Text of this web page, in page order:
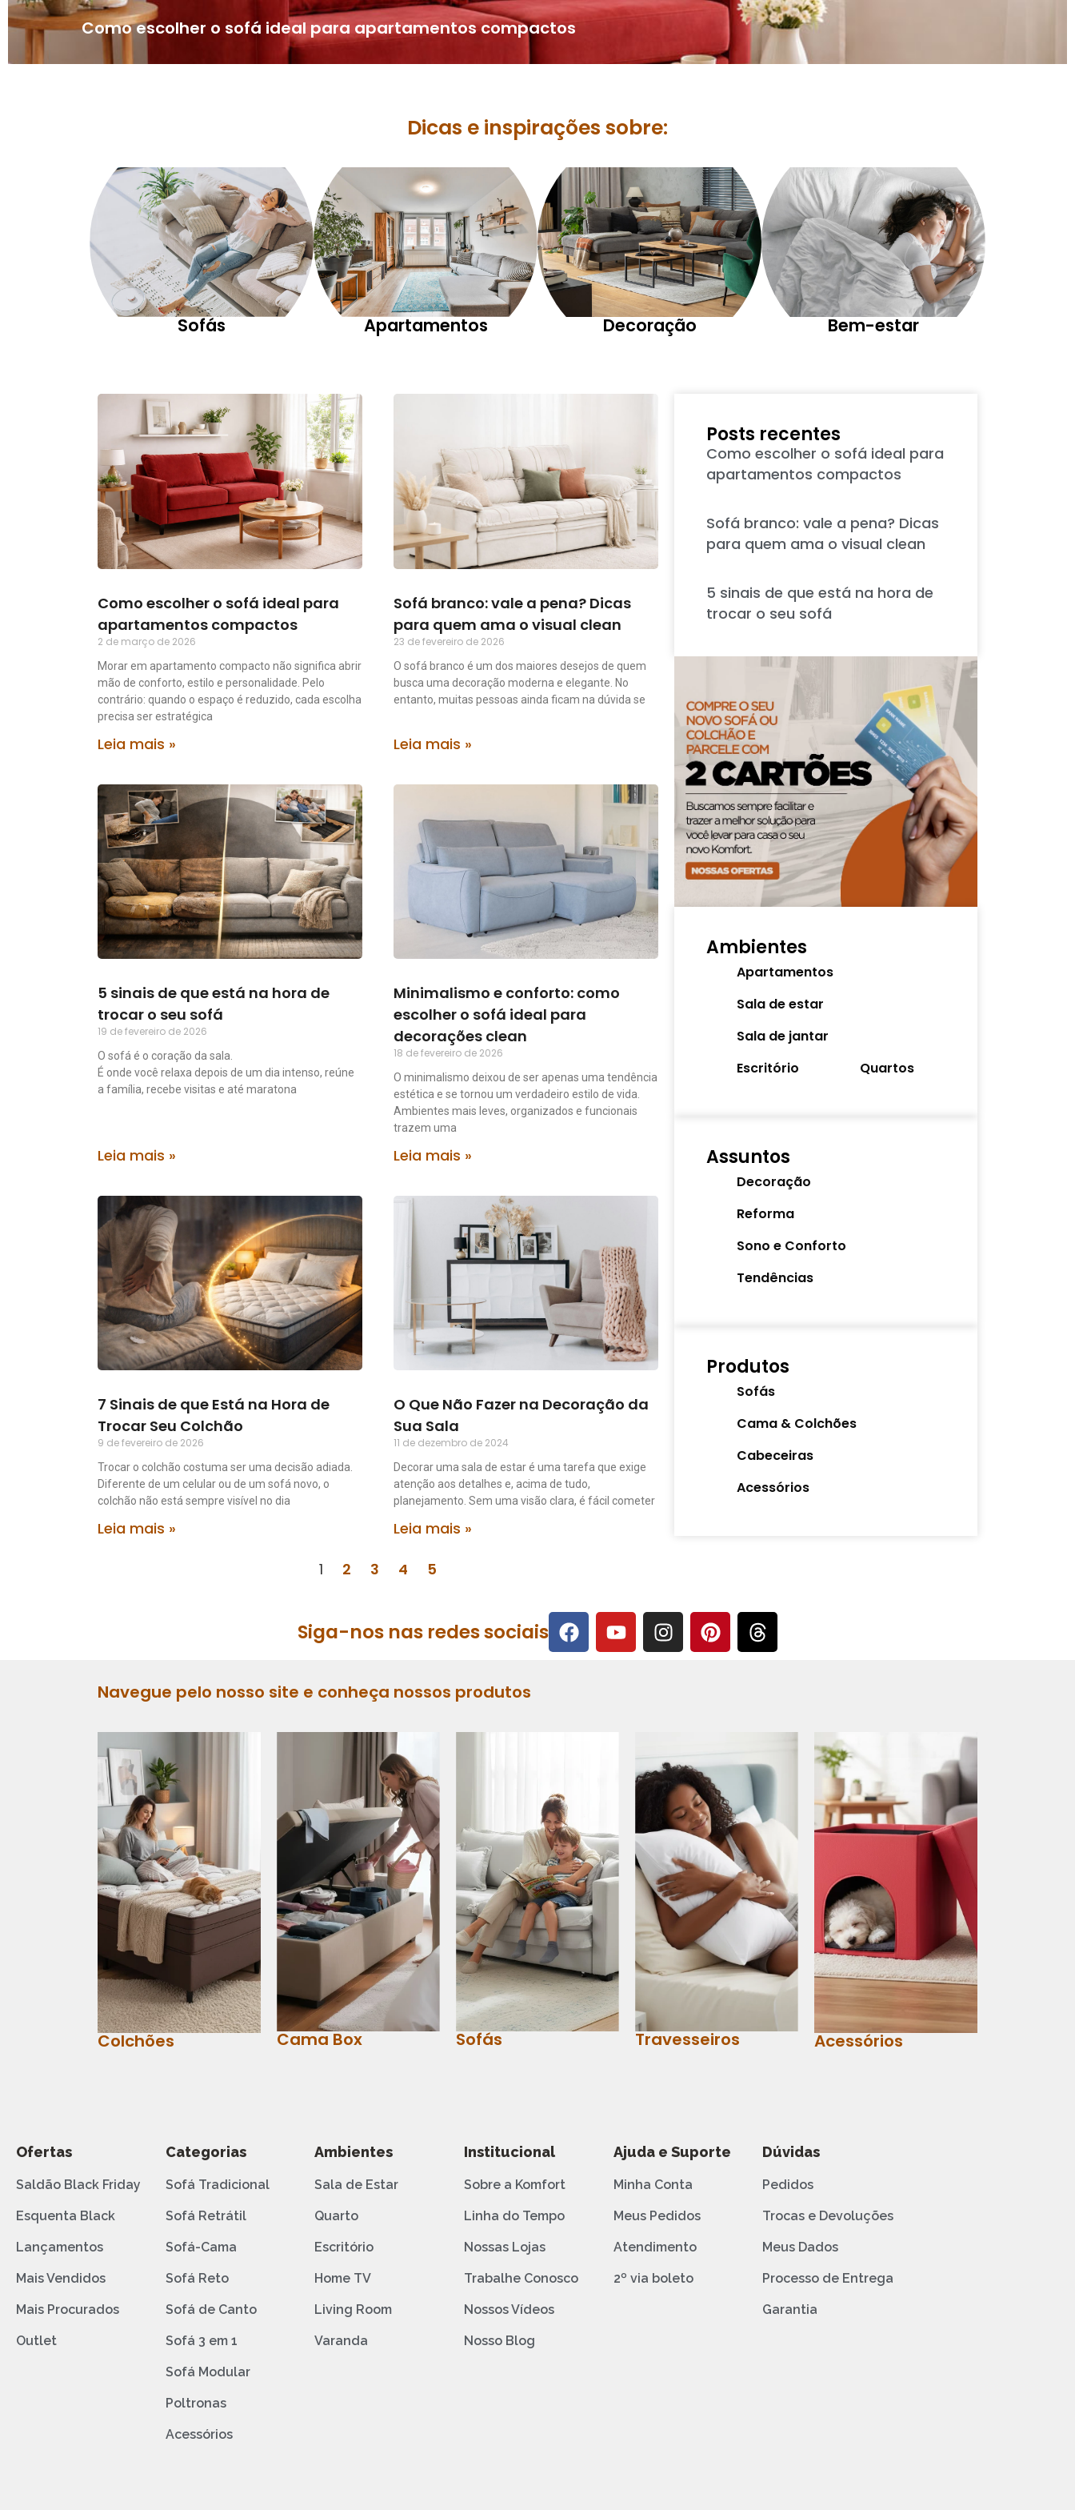
Como escolher o sofá ideal para apartamentos compactos
Dicas e inspirações sobre:
Sofás Apartamentos Decoração Bem-estar
Como escolher o sofá ideal para
apartamentos compactos
2 de março de 2026
Morar em apartamento compacto não significa abrir
mão de conforto, estilo e personalidade. Pelo
contrário: quando o espaço é reduzido, cada escolha
precisa ser estratégica
Leia mais »
Sofá branco: vale a pena? Dicas
para quem ama o visual clean
23 de fevereiro de 2026
O sofá branco é um dos maiores desejos de quem
busca uma decoração moderna e elegante. No
entanto, muitas pessoas ainda ficam na dúvida se
Leia mais »
5 sinais de que está na hora de
trocar o seu sofá
19 de fevereiro de 2026
O sofá é o coração da sala.
É onde você relaxa depois de um dia intenso, reúne
a família, recebe visitas e até maratona
Leia mais »
Minimalismo e conforto: como
escolher o sofá ideal para
decorações clean
18 de fevereiro de 2026
O minimalismo deixou de ser apenas uma tendência
estética e se tornou um verdadeiro estilo de vida.
Ambientes mais leves, organizados e funcionais
trazem uma
Leia mais »
7 Sinais de que Está na Hora de
Trocar Seu Colchão
9 de fevereiro de 2026
Trocar o colchão costuma ser uma decisão adiada.
Diferente de um celular ou de um sofá novo, o
colchão não está sempre visível no dia
Leia mais »
O Que Não Fazer na Decoração da
Sua Sala
11 de dezembro de 2024
Decorar uma sala de estar é uma tarefa que exige
atenção aos detalhes e, acima de tudo,
planejamento. Sem uma visão clara, é fácil cometer
Leia mais »
1 2 3 4 5
Posts recentes
Como escolher o sofá ideal para
apartamentos compactos
Sofá branco: vale a pena? Dicas
para quem ama o visual clean
5 sinais de que está na hora de
trocar o seu sofá
Ambientes
Apartamentos
Sala de estar
Sala de jantar
Escritório
Quartos
Assuntos
Decoração
Reforma
Sono e Conforto
Tendências
Produtos
Sofás
Cama & Colchões
Cabeceiras
Acessórios
Siga-nos nas redes sociais
Navegue pelo nosso site e conheça nossos produtos
Colchões Cama Box Sofás Travesseiros Acessórios
Ofertas
Saldão Black Friday
Esquenta Black
Lançamentos
Mais Vendidos
Mais Procurados
Outlet
Categorias
Sofá Tradicional
Sofá Retrátil
Sofá-Cama
Sofá Reto
Sofá de Canto
Sofá 3 em 1
Sofá Modular
Poltronas
Acessórios
Ambientes
Sala de Estar
Quarto
Escritório
Home TV
Living Room
Varanda
Institucional
Sobre a Komfort
Linha do Tempo
Nossas Lojas
Trabalhe Conosco
Nossos Vídeos
Nosso Blog
Ajuda e Suporte
Minha Conta
Meus Pedidos
Atendimento
2º via boleto
Dúvidas
Pedidos
Trocas e Devoluções
Meus Dados
Processo de Entrega
Garantia